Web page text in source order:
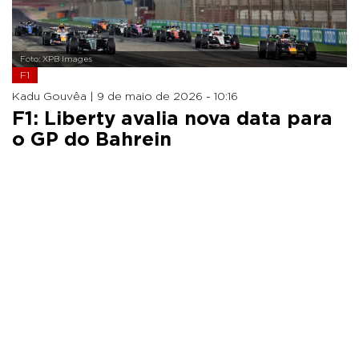
Foto: XPB Images
F1
Kadu Gouvêa | 9 de maio de 2026 - 10:16
F1: Liberty avalia nova data para
o GP do Bahrein